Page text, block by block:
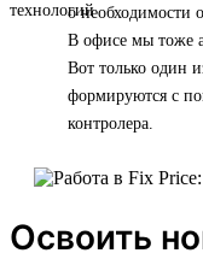
о необходимости
В офисе мы тоже
Вот только один
формируются с
контролера.
Освоить